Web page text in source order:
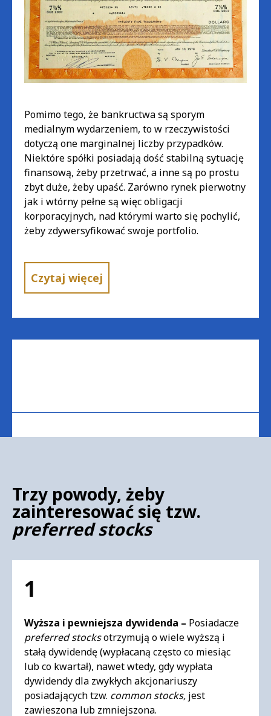
Pomimo tego, że bankructwa są sporym
medialnym wydarzeniem, to w rzeczywistości
dotyczą one marginalnej liczby przypadków.
Niektóre spółki posiadają dość stabilną sytuację
finansową, żeby przetrwać, a inne są po prostu
zbyt duże, żeby upaść. Zarówno rynek pierwotny
jak i wtórny pełne są więc obligacji
korporacyjnych, nad którymi warto się pochylić,
żeby zdywersyfikować swoje portfolio.
Czytaj więcej
Trzy powody, żeby
zainteresować się tzw.
preferred stocks
1
Wyższa i pewniejsza dywidenda – Posiadacze
preferred stocksotrzymują o wiele wyższą i
stałą dywidendę (wypłacaną często co miesiąc
lub co kwartał), nawet wtedy, gdy wypłata
dywidendy dla zwykłych akcjonariuszy
posiadających tzw. common stocks, jest
zawieszona lub zmniejszona.